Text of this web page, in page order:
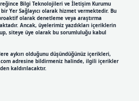
Bilgi Teknolojileri ve İletişim Kurumu
Yer Sağlayıcı olarak hizmet vermektedir. Bu
olarak denetleme veya araştırma
Ancak, üyelerimiz yazdıkları içeriklerin
siteye üye olarak bu sorumluluğu kabul
aykırı olduğunu düşündüğünüz içerikleri,
adresine bildirmeniz halinde, ilgili içerikler
kaldırılacaktır.